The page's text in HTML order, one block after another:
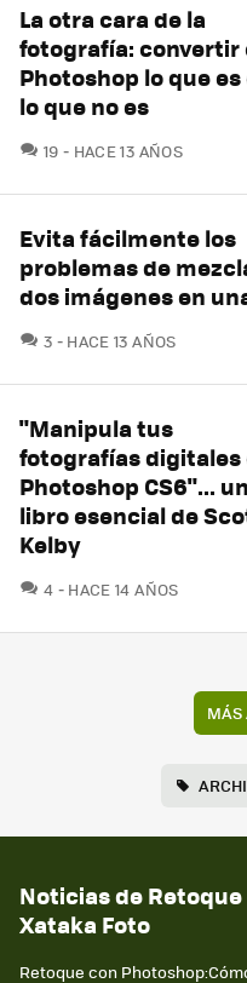
La otra cara de la
fotografía: convertir
Photoshop lo que es
lo que no es
19 COMENTARIOS
HACE 13 AÑOS
Evita fácilmente los
problemas de
dos imágenes en
3 COMENTARIOS
HACE 13 AÑOS
"Manipula tus
fotografías digitales
Photoshop CS6"... un
libro esencial de
Kelby
4 COMENTARIOS
HACE 14 AÑOS
MÁS
Noticias de
Xataka Foto
Retoque con